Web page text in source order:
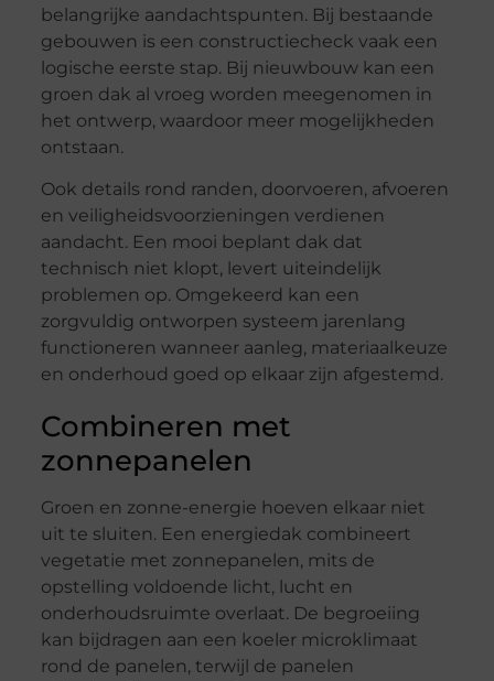
belangrijke aandachtspunten. Bij bestaande
gebouwen is een constructiecheck vaak een
logische eerste stap. Bij nieuwbouw kan een
groen dak al vroeg worden meegenomen in
het ontwerp, waardoor meer mogelijkheden
ontstaan.
Ook details rond randen, doorvoeren, afvoeren
en veiligheidsvoorzieningen verdienen
aandacht. Een mooi beplant dak dat
technisch niet klopt, levert uiteindelijk
problemen op. Omgekeerd kan een
zorgvuldig ontworpen systeem jarenlang
functioneren wanneer aanleg, materiaalkeuze
en onderhoud goed op elkaar zijn afgestemd.
Combineren met
zonnepanelen
Groen en zonne-energie hoeven elkaar niet
uit te sluiten. Een energiedak combineert
vegetatie met zonnepanelen, mits de
opstelling voldoende licht, lucht en
onderhoudsruimte overlaat. De begroeiing
kan bijdragen aan een koeler microklimaat
rond de panelen, terwijl de panelen